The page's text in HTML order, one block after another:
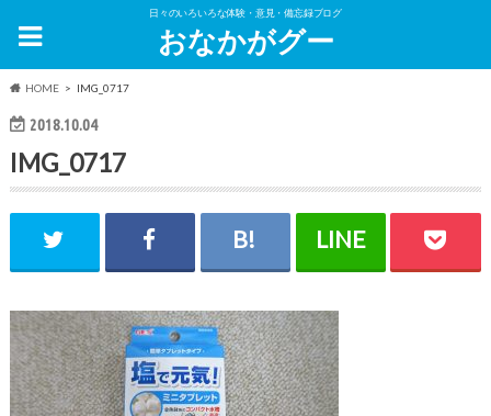
日々のいろいろな体験・意見・備忘録ブログ
おなかがグー
HOME IMG_0717
2018.10.04
IMG_0717